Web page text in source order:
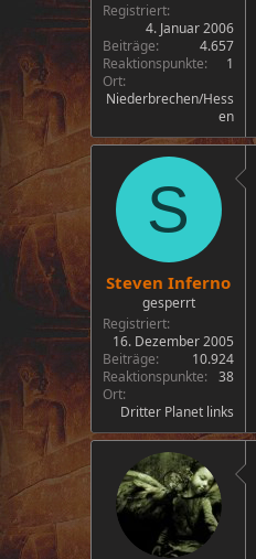
Registriert
4. Januar 2006
Beiträge
4.657
Reaktionspunkte
1
Ort
Niederbrechen/Hess
en
S
Steven Inferno
gesperrt
Registriert
16. Dezember 2005
Beiträge
10.924
Reaktionspunkte
38
Ort
Dritter Planet links